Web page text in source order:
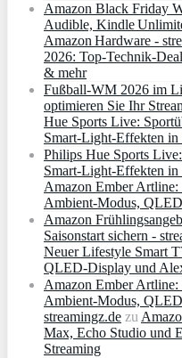
Amazon Black Friday
Audible, Kindle
Amazon Hardware -
2026: Top-Technik-
& mehr
Fußball-WM 2026 im
optimieren Sie Ihr
Hue Sports Live:
Smart‑Light‑Effekten
Philips Hue Sports
Smart‑Light‑Effekten
Amazon Ember
Ambient‑Modus,
Amazon
Saisonstart sichern -
Neuer Lifestyle Smart
QLED‑Display und
Amazon Ember
Ambient‑Modus,
streamingz.de zu
Max, Echo Studio und
Streaming